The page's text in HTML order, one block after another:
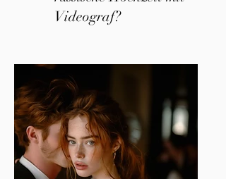
Videograf?